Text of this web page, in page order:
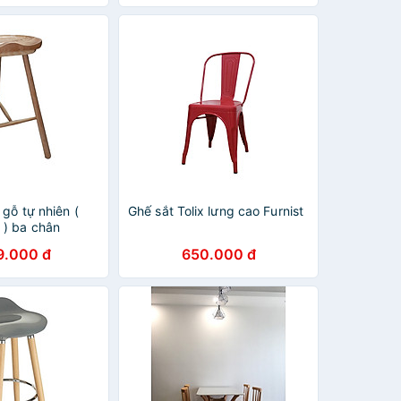
HCM
tự nhiên (
) ba chân
đ
Ghế sắt Tolix lưng cao Furnist
650.000 đ